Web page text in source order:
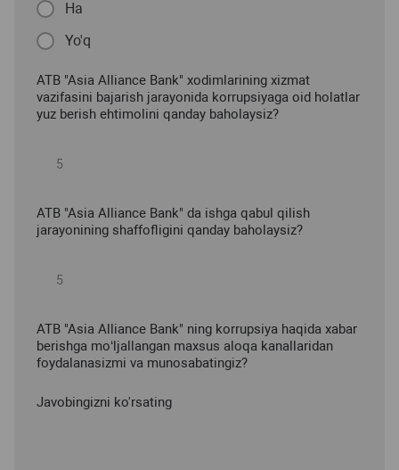
Ha
Yo'q
ATB "Asia Alliance Bank" xodimlarining xizmat
vazifasini bajarish jarayonida korrupsiyaga oid holatlar
yuz berish ehtimolini qanday baholaysiz?
ATB "Asia Alliance Bank" da ishga qabul qilish
jarayonining shaffofligini qanday baholaysiz?
ATB "Asia Alliance Bank" ning korrupsiya haqida xabar
berishga mo‘ljallangan maxsus aloqa kanallaridan
foydalanasizmi va munosabatingiz?
Javobingizni ko'rsating